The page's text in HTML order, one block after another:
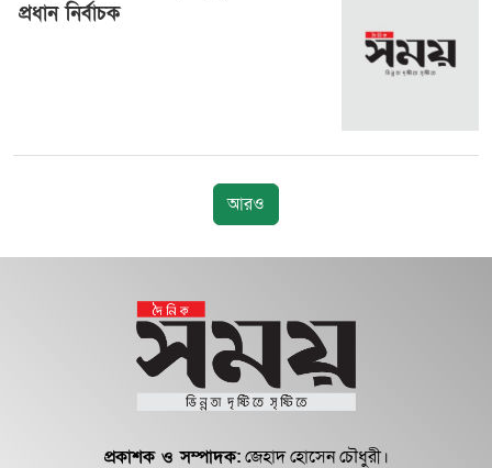
প্রধান নির্বাচক
আরও
প্রকাশক ও সম্পাদক:জেহাদ হোসেন চৌধুরী।